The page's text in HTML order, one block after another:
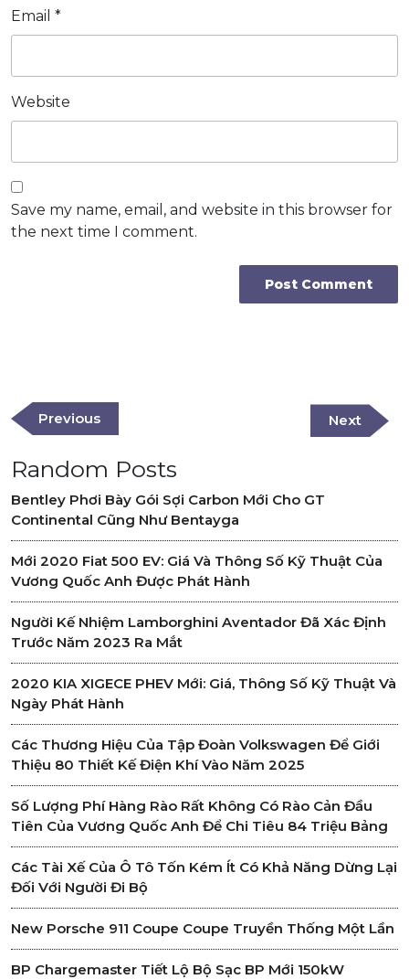
Email *
Website
Save my name, email, and website in this browser for
the next time I comment.
navigation
Previous
Post
Previous
Next
Post
Next
Random Posts
Bentley Phơi Bày Gói Sợi Carbon Mới Cho GT
Continental Cũng Như Bentayga
Mới 2020 Fiat 500 EV: Giá Và Thông Số Kỹ Thuật Của
Vương Quốc Anh Được Phát Hành
Người Kế Nhiệm Lamborghini Aventador Đã Xác Định
Trước Năm 2023 Ra Mắt
2020 KIA XIGECE PHEV Mới: Giá, Thông Số Kỹ Thuật Và
Ngày Phát Hành
Các Thương Hiệu Của Tập Đoàn Volkswagen Để Giới
Thiệu 80 Thiết Kế Điện Khí Vào Năm 2025
Số Lượng Phí Hàng Rào Rất Không Có Rào Cản Đầu
Tiên Của Vương Quốc Anh Để Chi Tiêu 84 Triệu Bảng
Các Tài Xế Của Ô Tô Tốn Kém Ít Có Khả Năng Dừng Lại
Đối Với Người Đi Bộ
New Porsche 911 Coupe Coupe Truyền Thống Một Lần
BP Chargemaster Tiết Lộ Bộ Sạc BP Mới 150kW